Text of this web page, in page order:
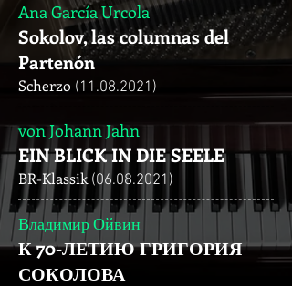
Ana García Urcola
Sokolov, las columnas del
Partenón
Scherzo (11.08.2021)
von Johann Jahn
EIN BLICK IN DIE SEELE
BR-Klassik (06.08.2021)
Владимир Ойвин
К 70-ЛЕТИЮ ГРИГОРИЯ
СОКОЛОВА